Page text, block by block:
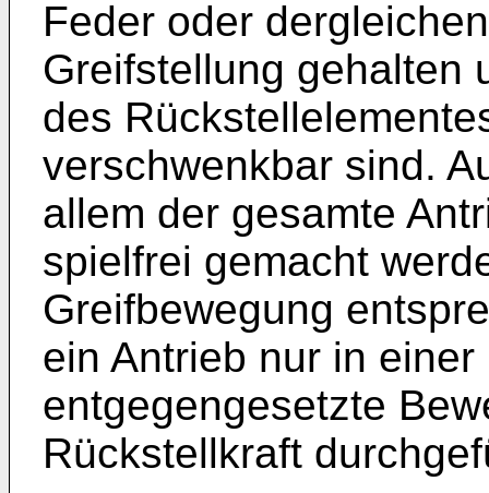
Feder oder
Greifstellung gehalten
des
verschwenkbar sind.
allem der gesamte
spielfrei gemacht
Greifbewegung
ein Antrieb nur in
entgegengesetzte
Rückstellkraft